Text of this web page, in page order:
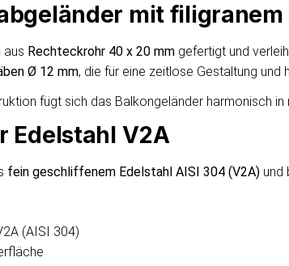
mit filigranem
aus Rechteckrohr 40 x 20 mm gefertigt und
Ø 12 mm, die für eine zeitlose Gestaltung und
fügt sich das Balkongeländer harmonisch
Edelstahl V2A
fein geschliffenem Edelstahl AISI 304 (V2A) und
(AISI 304)